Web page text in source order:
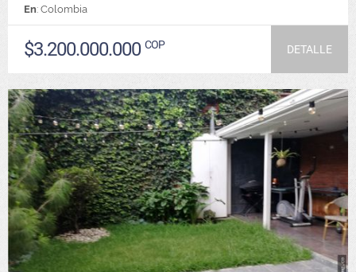
En: Colombia
$3.200.000.000 COP DETALLE